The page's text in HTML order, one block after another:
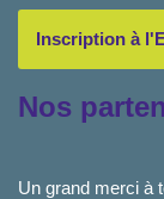
Inscription à
Nos
Un grand merci à